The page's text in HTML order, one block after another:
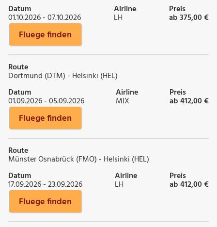
Datum
01.10.2026 - 07.10.2026
Airline
LH
Preis
ab 375,00 €
Fluege finden
Route
Dortmund (DTM) - Helsinki (HEL)
Datum
01.09.2026 - 05.09.2026
Airline
MIX
Preis
ab 412,00 €
Fluege finden
Route
Münster Osnabrück (FMO) - Helsinki (HEL)
Datum
17.09.2026 - 23.09.2026
Airline
LH
Preis
ab 412,00 €
Fluege finden